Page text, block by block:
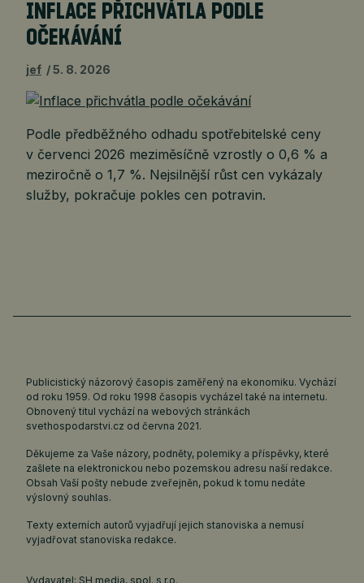
INFLACE PŘICHVÁTLA PODLE
OČEKÁVÁNÍ
jef 5. 8. 2026
Podle předběžného odhadu spotřebitelské ceny
v červenci 2026 meziměsíčně vzrostly o 0,6 % a
meziročně o 1,7 %. Nejsilnější růst cen vykázaly
služby, pokračuje pokles cen potravin.
Publicistický názorový časopis zaměřený na ekonomiku. Vychází
od roku 1959. Od roku 1998 časopis vycházel také na internetu.
Obnovený titul vychází na webových stránkách
svethospodarstvi.cz od června 2021.
Děkujeme za Vaše názory, podněty, polemiky a příspěvky, které
zašlete na elektronickou nebo pozemskou adresu naší redakce.
Obsah Vaší pošty nebude zveřejněn, pokud k tomu nedáte
výslovný souhlas.
Texty externích autorů vyjadřují jejich stanoviska a nemusí
vyjadřovat stanoviska redakce.
Vydavatel: SH media, spol. s r.o.